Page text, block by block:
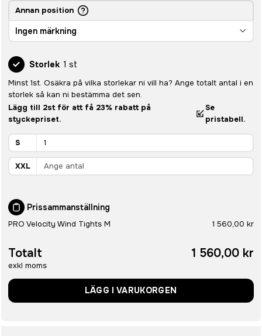
Annan position
Ingen märkning
Storlek 1 st
Minst 1st. Osäkra på vilka storlekar ni vill ha? Ange totalt antal i en
storlek så kan ni bestämma det sen.
Lägg till 2st för att få 23% rabatt på
styckepriset.
Se
pristabell.
S
XXL
Prissammanställning
PRO Velocity Wind Tights M 1 560,00 kr
Totalt
exkl moms
1 560,00 kr
LÄGG I VARUKORGEN